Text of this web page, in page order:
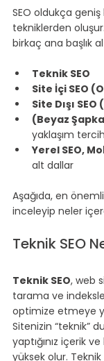
SEO oldukça
tekniklerden
birkaç ana başlık
Teknik SEO
Site İçi SEO
Site Dışı
(Beyaz
yaklaşım
Yerel SEO,
alt dallar
Aşağıda, en
inceleyip neler
Teknik SEO
Teknik SEO, web
tarama ve
optimize etmeye
Sitenizin “teknik”
yaptığınız içerik
yüksek olur.